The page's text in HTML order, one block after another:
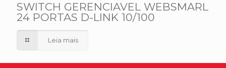
SWITCH GERENCIAVEL WEBSMARL
24 PORTAS D-LINK 10/100
Leia mais